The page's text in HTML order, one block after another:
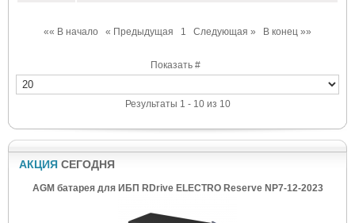
«« В начало « Предыдущая 1 Следующая » В конец »»
Показать #
Результаты 1 - 10 из 10
АКЦИЯ СЕГОДНЯ
AGM батарея для ИБП RDrive ELECTRO Reserve NP7-12-2023